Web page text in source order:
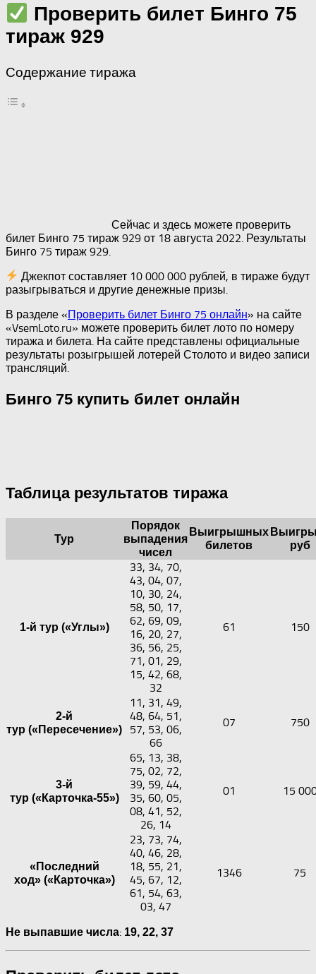
Проверить билет Бинго 75
тираж 929
Содержание тиража
Сейчас и здесь можете проверить
билет Бинго 75 тираж 929 от 18 августа 2022. Результаты
Бинго 75 тираж 929.
Джекпот составляет 10 000 000 рублей, в тираже будут
разыгрываться и другие денежные призы.
В разделе «Проверить билет Бинго 75 онлайн» на сайте
«VsemLoto.ru» можете проверить билет лото по номеру
тиража и билета. На сайте представлены официальные
результаты розыгрышей лотерей Столото и видео записи
трансляций.
Бинго 75 купить билет онлайн
Таблица результатов тиража
Тур
Порядок
выпадения
чисел
Выигрышных
билетов
руб
1-й тур («Углы»)
33, 34, 70,
43, 04, 07,
10, 30, 24,
58, 50, 17,
62, 69, 09,
16, 20, 27,
36, 56, 25,
71, 01, 29,
15, 42, 68,
32
61 150
2-й
тур («Пересечение»)
11, 31, 49,
48, 64, 51,
57, 53, 06,
66
07 750
3-й
тур («Карточка-55»)
65, 13, 38,
75, 02, 72,
39, 59, 44,
35, 60, 05,
08, 41, 52,
26, 14
01 15
«Последний
ход» («Карточка»)
23, 73, 74,
40, 46, 28,
18, 55, 21,
45, 67, 12,
61, 54, 63,
03, 47
1346 75
Не выпавшие числа: 19, 22, 37